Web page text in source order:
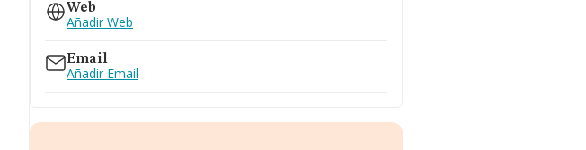
Web
Añadir Web
Email
Añadir Email